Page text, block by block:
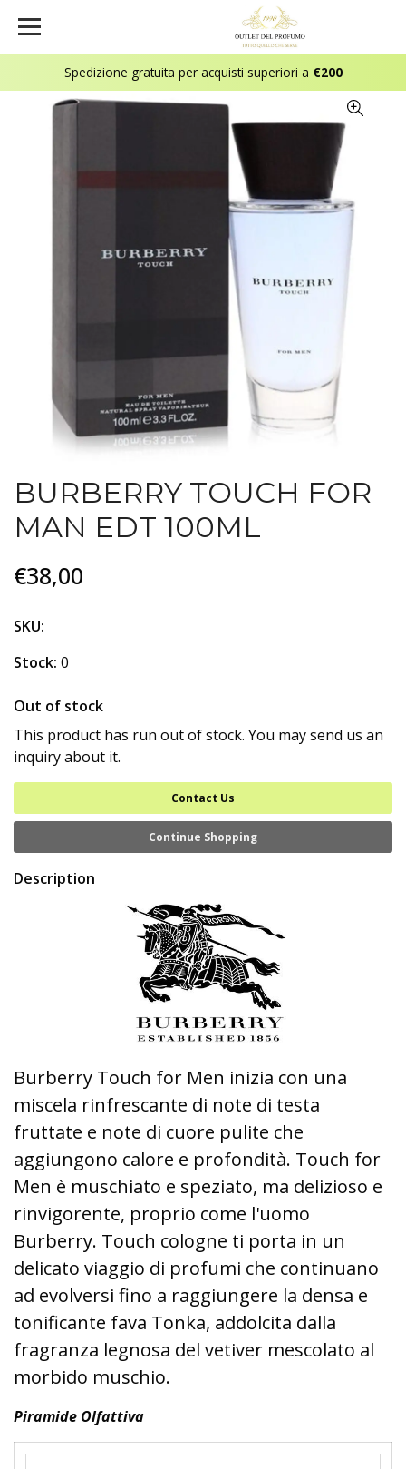
Spedizione gratuita per acquisti superiori a €200
BURBERRY TOUCH FOR
MAN EDT 100ML
€38,00
SKU:
Stock: 0
Out of stock
This product has run out of stock. You may send us an
inquiry about it.
Contact Us
Continue Shopping
Description
Burberry Touch for Men inizia con una
miscela rinfrescante di note di testa
fruttate e note di cuore pulite che
aggiungono calore e profondità. Touch for
Men è muschiato e speziato, ma delizioso e
rinvigorente, proprio come l'uomo
Burberry. Touch cologne ti porta in un
delicato viaggio di profumi che continuano
ad evolversi fino a raggiungere la densa e
tonificante fava Tonka, addolcita dalla
fragranza legnosa del vetiver mescolato al
morbido muschio.
Piramide Olfattiva